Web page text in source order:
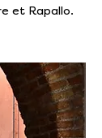
et Rapallo.